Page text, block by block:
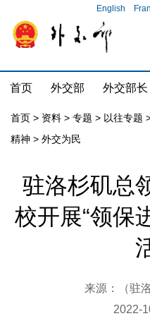
English
首页 外交部 外交部长
首页 > 资料 > 专题 > 以往专题
精神 > 外交为民
驻洛杉矶总
校开展“领保
来源：（驻
2022-